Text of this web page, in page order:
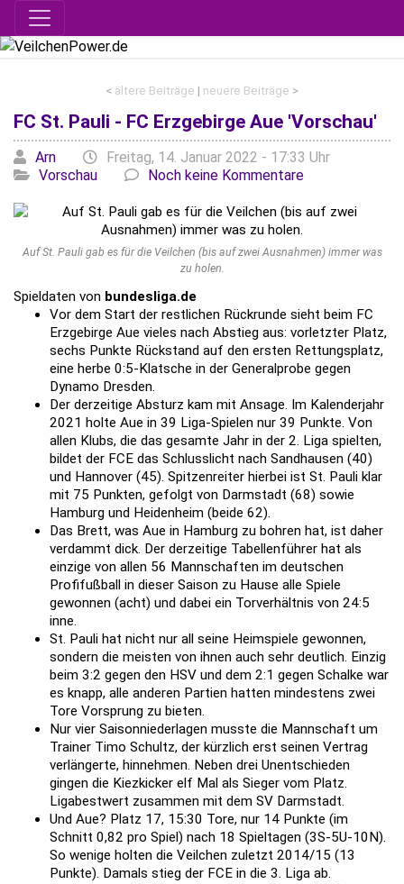
< ältere Beiträge | neuere Beiträge >
FC St. Pauli - FC Erzgebirge Aue 'Vorschau'
Geschrieben von
Arn am Freitag, 14. Januar 2022 - 17:33 Uhr
Vorschau
Noch keine Kommentare
Auf St. Pauli gab es für die Veilchen (bis auf zwei Ausnahmen) immer was
zu holen.
Spieldaten von bundesliga.de
Vor dem Start der restlichen Rückrunde sieht beim FC
Erzgebirge Aue vieles nach Abstieg aus: vorletzter Platz,
sechs Punkte Rückstand auf den ersten Rettungsplatz,
eine herbe 0:5-Klatsche in der Generalprobe gegen
Dynamo Dresden.
Der derzeitige Absturz kam mit Ansage. Im Kalenderjahr
2021 holte Aue in 39 Liga-Spielen nur 39 Punkte. Von
allen Klubs, die das gesamte Jahr in der 2. Liga spielten,
bildet der FCE das Schlusslicht nach Sandhausen (40)
und Hannover (45). Spitzenreiter hierbei ist St. Pauli klar
mit 75 Punkten, gefolgt von Darmstadt (68) sowie
Hamburg und Heidenheim (beide 62).
Das Brett, was Aue in Hamburg zu bohren hat, ist daher
verdammt dick. Der derzeitige Tabellenführer hat als
einzige von allen 56 Mannschaften im deutschen
Profifußball in dieser Saison zu Hause alle Spiele
gewonnen (acht) und dabei ein Torverhältnis von 24:5
inne.
St. Pauli hat nicht nur all seine Heimspiele gewonnen,
sondern die meisten von ihnen auch sehr deutlich. Einzig
beim 3:2 gegen den HSV und dem 2:1 gegen Schalke war
es knapp, alle anderen Partien hatten mindestens zwei
Tore Vorsprung zu bieten.
Nur vier Saisonniederlagen musste die Mannschaft um
Trainer Timo Schultz, der kürzlich erst seinen Vertrag
verlängerte, hinnehmen. Neben drei Unentschieden
gingen die Kiezkicker elf Mal als Sieger vom Platz.
Ligabestwert zusammen mit dem SV Darmstadt.
Und Aue? Platz 17, 15:30 Tore, nur 14 Punkte (im
Schnitt 0,82 pro Spiel) nach 18 Spieltagen (3S-5U-10N).
So wenige holten die Veilchen zuletzt 2014/15 (13
Punkte). Damals stieg der FCE in die 3. Liga ab.